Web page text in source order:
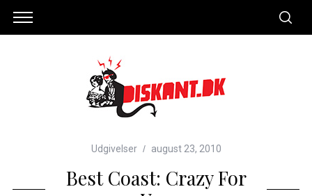
Udgivelser august 23, 2010
Best Coast: Crazy For